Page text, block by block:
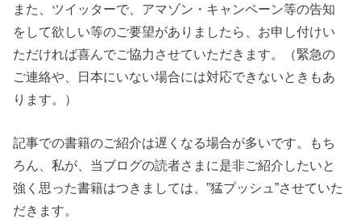
また、ツイッターで、アマゾン・キャンペーン等の告知
をして欲しい等のご要望がありましたら、お申し付けい
ただければ喜んでご協力させていただきます。（緊急の
ご連絡や、日本にいない場合には対応できないときもあ
ります。）
記事での書籍のご紹介は遅くなる場合が多いです。もち
ろん、私が、当ブログの読者さまに是非ご紹介したいと
強く思った書籍はつきましては、”猛プッシュ”させていた
だきます。